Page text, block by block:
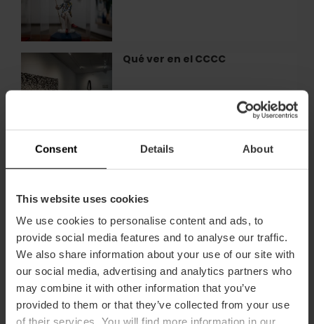
Consent Details About
This website uses cookies
We use cookies to personalise content and ads, to
provide social media features and to analyse our traffic.
We also share information about your use of our site with
our social media, advertising and analytics partners who
may combine it with other information that you’ve
provided to them or that they’ve collected from your use
of their services. You will find more information in our
Iluziona
colección
de
Avelino
en
Qué ver en el CCCC
ver
en
Restaurante Sabbia de
con
espectáculo
el
Sabbia
de
València
Exposición «Rubens. El
florecimiento de un genio» en
València
Exposición
«Rubens.
El
florecimiento
de
un
genio»
Experiencia inmersiva
«Egipto» en València
Experiencia
inmersiva